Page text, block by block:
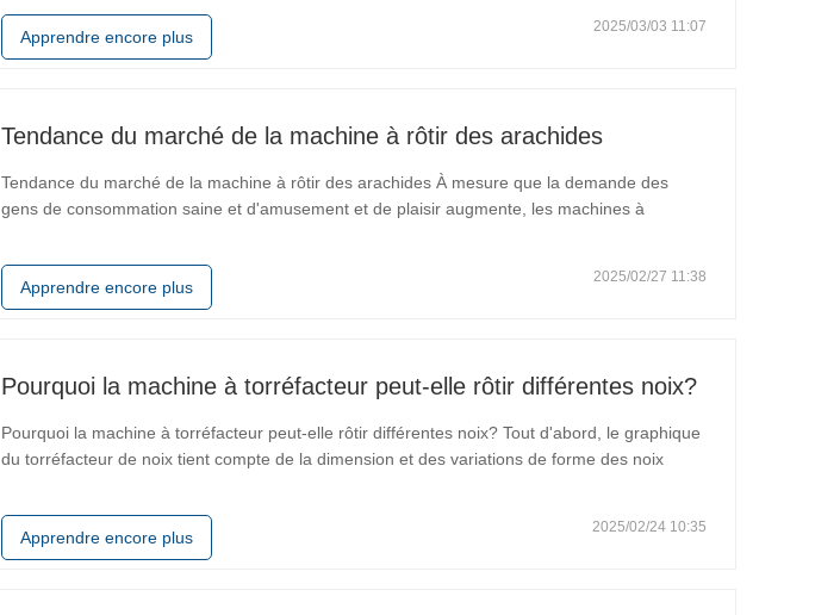
arachides dans la meilleure
Apprendre encore plus
2025/03/03 11:07
Tendance du marché de la machine à rôtir des arachides
Tendance du marché de la machine à rôtir des arachides À mesure que la demande des
gens de consommation saine et d'amusement et de plaisir augmente, les machines à
grand espace de marché. Surtout dans
Apprendre encore plus
2025/02/27 11:38
Pourquoi la machine à torréfacteur peut-elle rôtir différentes noix?
Pourquoi la machine à torréfacteur peut-elle rôtir différentes noix? Tout d'abord, le graphique
du torréfacteur de noix tient compte de la dimension et des variations de forme des noix
accueillir les noix d'
Apprendre encore plus
2025/02/24 10:35